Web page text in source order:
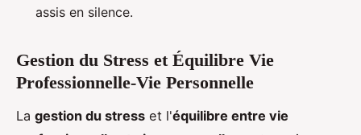
assis en silence.
Gestion du Stress et Équilibre Vie
Professionnelle-Vie Personnelle
La gestion du stress et l'équilibre entre vie